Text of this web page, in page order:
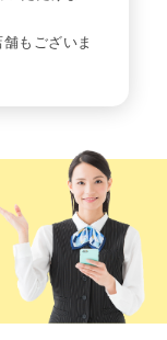
もございま